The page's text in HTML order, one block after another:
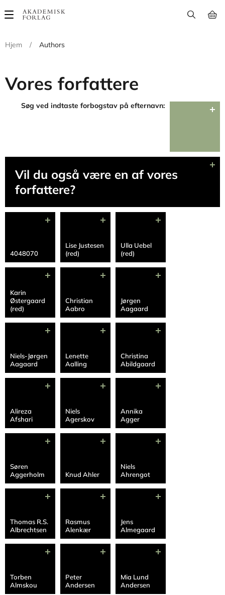
Main
Hjem
/ Authors
Vores forfattere
Søg ved indtaste forbogstav på efternavn:
Vil du også være en af vores
forfattere?
4048070
Lise Justesen
(red)
Ulla Uebel
(red)
Karin
Østergaard
(red)
Christian
Aabro
Jørgen
Aagaard
Niels-Jørgen
Aagaard
Lenette
Aalling
Christina
Abildgaard
Alireza
Afshari
Niels
Agerskov
Annika
Agger
Søren
Aggerholm
Knud Ahler
Niels
Ahrengot
Thomas R.S.
Albrechtsen
Rasmus
Alenkær
Jens
Almegaard
Torben
Almskou
Peter
Andersen
Mia Lund
Andersen